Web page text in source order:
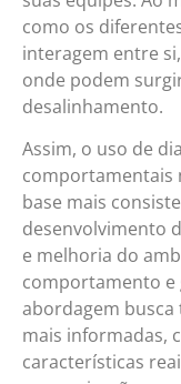
como os
interagem entre
onde podem
desalinhamento.
Assim, o uso de
comportamentais
base mais
desenvolvimento
e melhoria do
comportamento e
abordagem busca
mais informadas,
características